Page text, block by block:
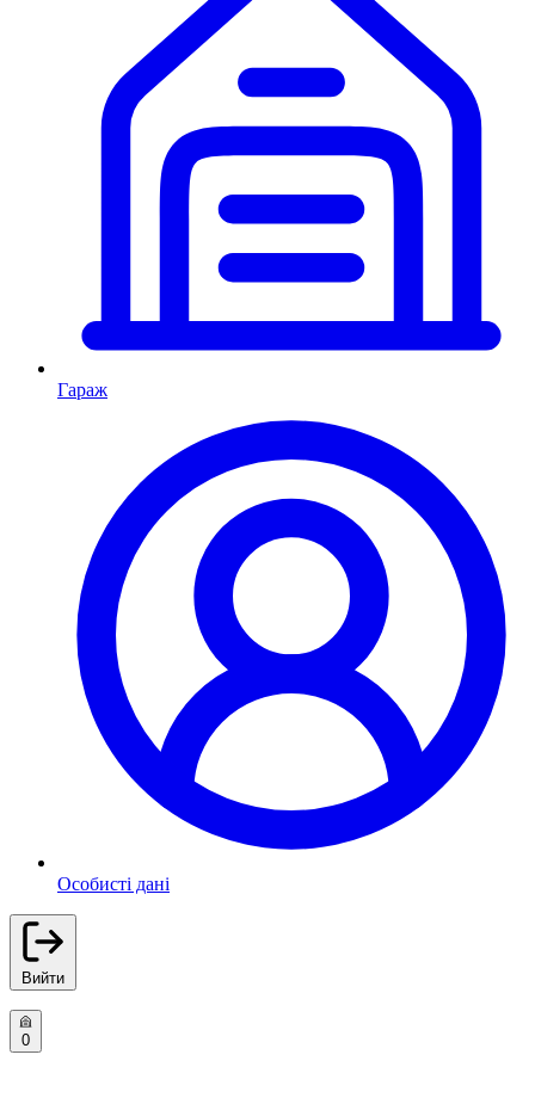
Гараж
Особисті дані
Вийти
0